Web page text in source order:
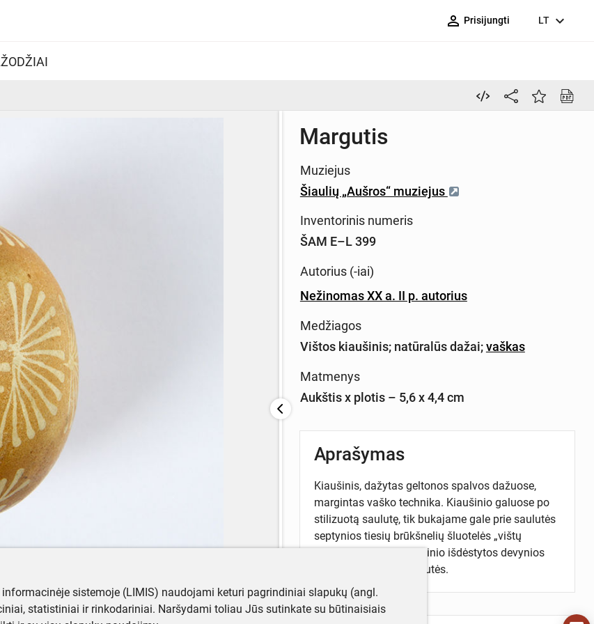
person_outline Prisijungti LT expand_more
Margutis
Muziejus
Šiaulių „Aušros“ muziejus
Inventorinis numeris
ŠAM E–L 399
Autorius (-iai)
Nežinomas XX a. II p. autorius
Medžiagos
Vištos kiaušinis; natūralūs dažai;vaškas
Matmenys
Aukštis x plotis – 5,6 x 4,4 cm
Aprašymas
Kiaušinis, dažytas geltonos spalvos dažuose,
margintas vaško technika. Kiaušinio galuose po
stilizuotą saulutę, tik bukajame gale prie saulutės
septynios tiesių brūkšnelių šluotelės „vištų
pėdelės“. Skersai kiaušinio išdėstytos devynios
stilizuotos pusiau saulutės.
sistemoje (LIMIS) naudojami keturi pagrindiniai slapukų (angl.
statistiniai ir rinkodariniai. Naršydami toliau Jūs sutinkate su būtinaisiais